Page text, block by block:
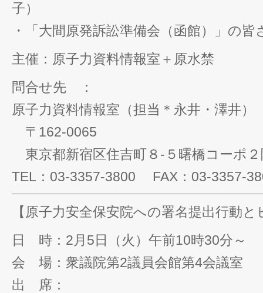
子）
・「大間原発訴訟準備会（函館）」の
主催：原子力資料情報室＋原水禁
問合せ先 ：
原子力資料情報室（担当＊永井・澤井）
〒162-0065
東京都新宿区住吉町８-５曙橋コーポ
TEL：03-3357-3800 FAX：03-3357-
【原子力安全保安院への署名提出行動
日 時：2月5日（火）午前10時30分～
会 場：衆議院第2議員会館第4会議室
出 席：